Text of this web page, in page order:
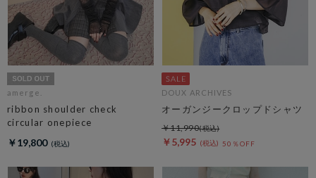
amerge.
ribbon shoulder check
circular onepiece
￥19,800
DOUX ARCHIVES
オーガンジークロップドシャツ
￥5,995 50％OFF
￥11,990